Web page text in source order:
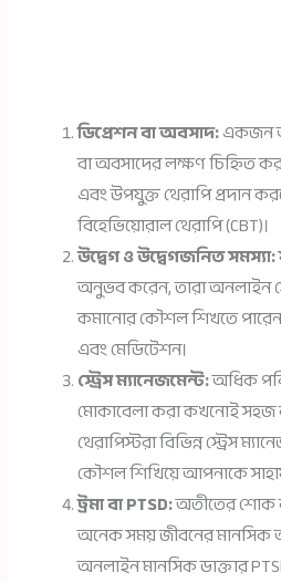
ডিপ্রেশন বা অবসাদ:একজন
বা অবসাদের লক্ষণ চিহ্নিত
এবং উপযুক্ত থেরাপি প্রদান
বিহেভিয়োরাল থেরাপি (CBT)।
উদ্বেগ ও উদ্বেগজনিত সমস্যা:
অনুভব করেন, তারা অনলাইন
কমানোর কৌশল শিখতে
এবং মেডিটেশন।
স্ট্রেস ম্যানেজমেন্ট:অধিক
মোকাবেলা করা কখনোই
থেরাপিস্টরা বিভিন্ন স্ট্রেস
কৌশল শিখিয়ে আপনাকে
ট্রমা বা PTSD:অতীতের শোক
অনেক সময় জীবনের মানসিক
অনলাইন মানসিক ডাক্তার